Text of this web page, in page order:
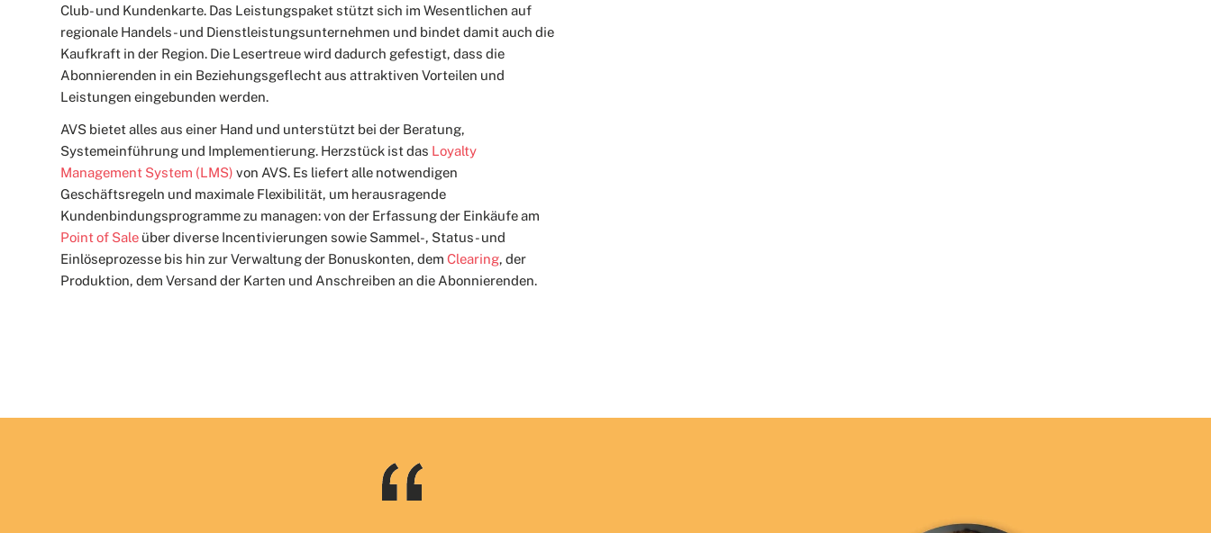
Club- und Kundenkarte. Das Leistungspaket stützt sich im Wesentlichen auf
regionale Handels- und Dienstleistungsunternehmen und bindet damit auch die
Kaufkraft in der Region. Die Lesertreue wird dadurch gefestigt, dass die
Abonnierenden in ein Beziehungsgeflecht aus attraktiven Vorteilen und
Leistungen eingebunden werden.
AVS bietet alles aus einer Hand und unterstützt bei der Beratung,
Systemeinführung und Implementierung. Herzstück ist das Loyalty
Management System (LMS) von AVS. Es liefert alle notwendigen
Geschäftsregeln und maximale Flexibilität, um herausragende
Kundenbindungsprogramme zu managen: von der Erfassung der Einkäufe am
Point of Sale über diverse Incentivierungen sowie Sammel-, Status- und
Einlöseprozesse bis hin zur Verwaltung der Bonuskonten, demClearing, der
Produktion, dem Versand der Karten und Anschreiben an die Abonnierenden.